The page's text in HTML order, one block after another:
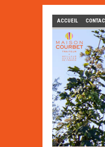
ACCUEIL